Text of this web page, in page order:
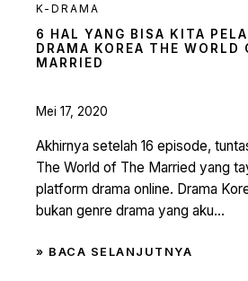
K-DRAMA
6 HAL YANG BISA KITA
DRAMA KOREA THE WORLD
MARRIED
Mei 17, 2020
Akhirnya setelah 16 episode,
The World of The Married yang
platform drama online. Drama
bukan genre drama yang aku...
» BACA SELANJUTNYA